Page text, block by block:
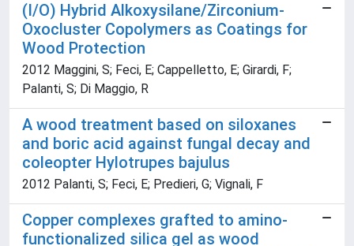
(I/O) Hybrid Alkoxysilane/Zirconium-
Oxocluster Copolymers as Coatings for
Wood Protection
2012 Maggini, S; Feci, E; Cappelletto, E; Girardi, F;
Palanti, S; Di Maggio, R
A wood treatment based on siloxanes
and boric acid against fungal decay and
coleopter Hylotrupes bajulus
2012 Palanti, S; Feci, E; Predieri, G; Vignali, F
Copper complexes grafted to amino-
functionalized silica gel as wood